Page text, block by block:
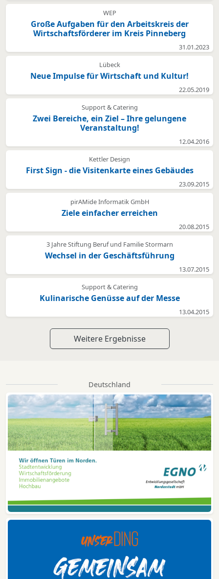
WEP
Große Aufgaben für den Arbeitskreis der
Wirtschaftsförderer im Kreis Pinneberg
31.01.2023
Lübeck
Neue Impulse für Wirtschaft und Kultur!
22.05.2019
Support & Catering
Zwei Bereiche, ein Ziel – Ihre gelungene
Veranstaltung!
12.04.2016
Kettler Design
First Sign - die Visitenkarte eines Gebäudes
23.09.2015
pirAMide Informatik GmbH
Ziele einfacher erreichen
20.08.2015
3 Jahre Stiftung Beruf und Familie Stormarn
Wechsel in der Geschäftsführung
13.07.2015
Support & Catering
Kulinarische Genüsse auf der Messe
13.04.2015
Weitere Ergebnisse
Deutschland